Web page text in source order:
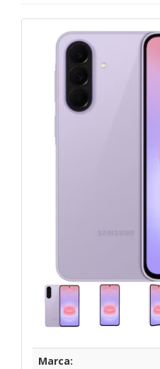
Marca: